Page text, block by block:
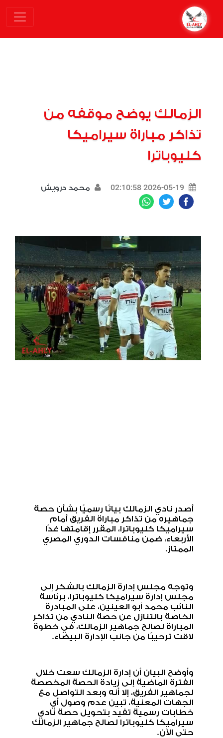
الزمالك يوضح موقفه من
تذاكر مباراة سيراميكا
كليوباترا
2026-05-19 02:10:58 محمد درويش
Facebook
Twitter
أصدر نادي الزمالك بيانًا رسميًا بشأن حصة
جماهيره من تذاكر مباراة الفريق أمام
سيراميكا كليوباترا، المقرر إقامتها غدًا
الأربعاء، ضمن منافسات الدوري المصري
الممتاز.
وتوجه مجلس إدارة الزمالك بالشكر إلى
مجلس إدارة سيراميكا كليوباترا، برئاسة
النائب محمد أبو العينين، على المبادرة
الخاصة بالتنازل عن حصة النادي من تذاكر
المباراة لصالح جماهير الزمالك، في خطوة
لاقت ترحيبًا من جانب الإدارة البيضاء.
وأوضح البيان أن إدارة الزمالك سعت خلال
الفترة الماضية إلى زيادة الحصة المخصصة
لجماهير الفريق، إلا أنه وبعد التواصل مع
الجهات المعنية، تبين عدم وصول أي
خطابات رسمية تفيد بتحويل حصة نادي
سيراميكا كليوباترا لصالح جماهير الزمالك
حتى الآن.